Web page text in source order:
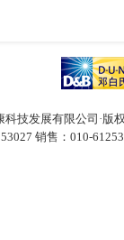
科技发展有限公司·版
销售：010-